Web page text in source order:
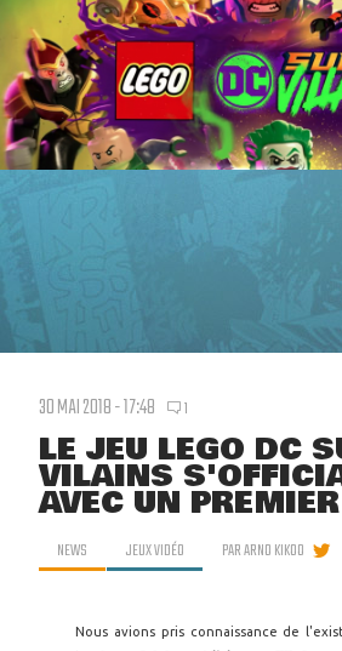
30 MAI 2018 - 17:48 1
LE JEU LEGO DC
VILAINS
AVEC UN
NEWS JEUX VIDÉO PARARNO KIKOO
Nous avions pris connaissance de